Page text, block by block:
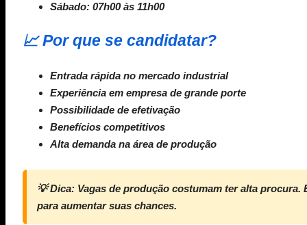
Sábado: 07h00 às 11h00
📈 Por que se candidatar?
Entrada rápida no mercado industrial
Experiência em empresa de grande porte
Possibilidade de efetivação
Benefícios competitivos
Alta demanda na área de produção
💡 Dica: Vagas de produção costumam ter alta
para aumentar suas chances.